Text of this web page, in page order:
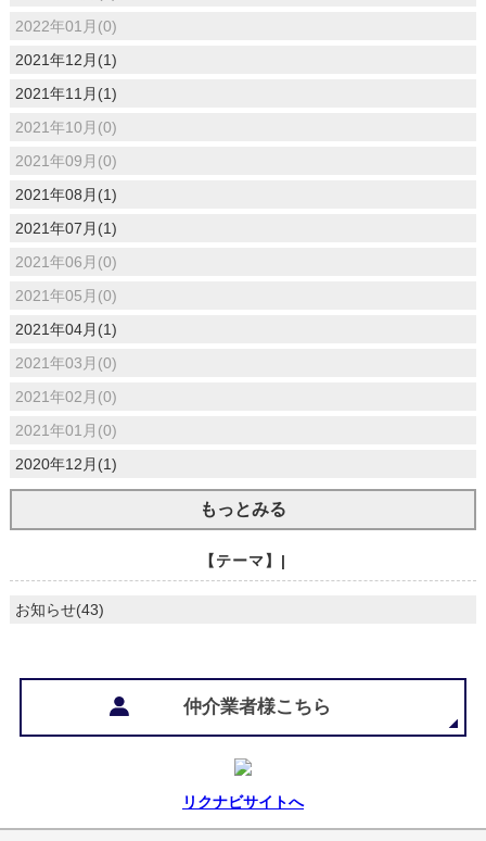
2022年01月(0)
2021年12月(1)
2021年11月(1)
2021年10月(0)
2021年09月(0)
2021年08月(1)
2021年07月(1)
2021年06月(0)
2021年05月(0)
2021年04月(1)
2021年03月(0)
2021年02月(0)
2021年01月(0)
2020年12月(1)
もっとみる
【テーマ】|
お知らせ(43)
仲介業者様こちら
リクナビサイトへ